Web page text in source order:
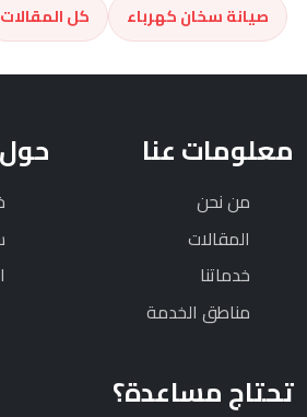
صيانة سخان كهرباء
كل المقالات
معلومات عنا
من نحن
المقالات
خدماتنا
مناطق الخدمة
حول
تحتاج مساعدة؟